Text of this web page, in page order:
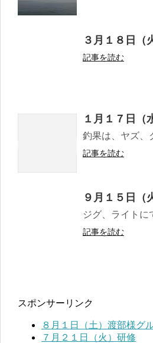
３月１８日（
記事を読む
１月１７日（
釣果は、ヤズ、
記事を読む
９月１５日（
ジグ、ライトに
記事を読む
スポンサーリンク
８月１日（土）渡部様グ
７月２１日（火）研修